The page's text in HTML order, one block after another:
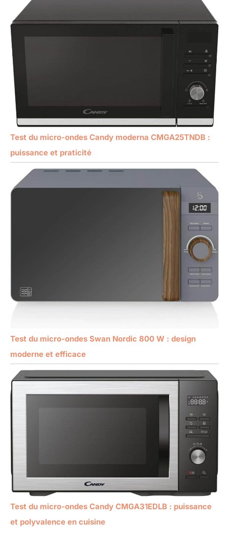
Test du micro-ondes Candy moderna CMGA25TNDB :
puissance et praticité
Test du micro-ondes Swan Nordic 800 W : design
moderne et efficace
Test du micro-ondes Candy CMGA31EDLB : puissance
et polyvalence en cuisine